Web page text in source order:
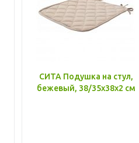
СИТА Подушка на стул,
бежевый, 38/35x38x2 см